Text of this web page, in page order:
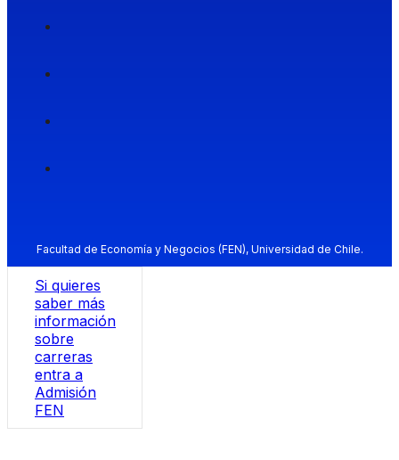
Facultad de Economía y Negocios (FEN), Universidad de Chile.
Si quieres
saber más
información
sobre
carreras
entra a
Admisión
FEN